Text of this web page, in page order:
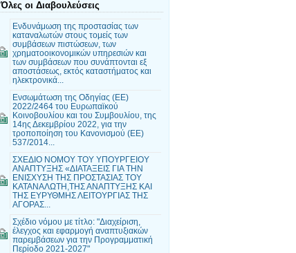
Όλες οι Διαβουλεύσεις
Ενδυνάμωση της προστασίας των
καταναλωτών στους τομείς των
συμβάσεων πιστώσεων, των
χρηματοοικονομικών υπηρεσιών και
των συμβάσεων που συνάπτονται εξ
αποστάσεως, εκτός καταστήματος και
ηλεκτρονικά...
Ενσωμάτωση της Οδηγίας (ΕΕ)
2022/2464 του Ευρωπαϊκού
Κοινοβουλίου και του Συμβουλίου, της
14ης Δεκεμβρίου 2022, για την
τροποποίηση του Κανονισμού (ΕΕ)
537/2014...
ΣΧΕΔΙΟ ΝΟΜΟΥ ΤΟΥ ΥΠΟΥΡΓΕΙΟΥ
ΑΝΑΠΤΥΞΗΣ «ΔΙΑΤΑΞΕΙΣ ΓΙΑ ΤΗΝ
ΕΝΙΣΧΥΣΗ ΤΗΣ ΠΡΟΣΤΑΣΙΑΣ ΤΟΥ
ΚΑΤΑΝΑΛΩΤΗ,ΤΗΣ ΑΝΑΠΤΥΞΗΣ ΚΑΙ
ΤΗΣ ΕΥΡΥΘΜΗΣ ΛΕΙΤΟΥΡΓΙΑΣ ΤΗΣ
ΑΓΟΡΑΣ...
Σχέδιο νόμου με τίτλο: "Διαχείριση,
έλεγχος και εφαρμογή αναπτυξιακών
παρεμβάσεων για την Προγραμματική
Περίοδο 2021-2027"